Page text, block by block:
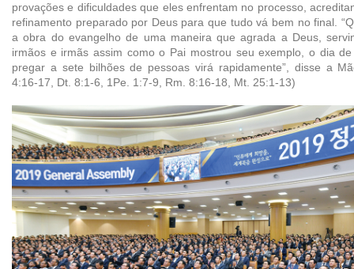
provações e dificuldades que eles enfrentam no processo,
refinamento preparado por Deus para que tudo vá bem no final.
a obra do evangelho de uma maneira que agrada a Deus,
irmãos e irmãs assim como o Pai mostrou seu exemplo, o dia
pregar a sete bilhões de pessoas virá rapidamente”, disse a
4:16-17, Dt. 8:1-6, 1Pe. 1:7-9, Rm. 8:16-18, Mt. 25:1-13)